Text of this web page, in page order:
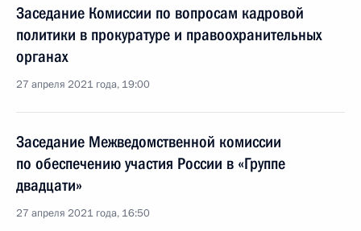
Заседание Комиссии по вопросам кадровой
политики в прокуратуре и правоохранительных
органах
27 апреля 2021 года, 19:00
Заседание Межведомственной комиссии
по обеспечению участия России в «Группе
двадцати»
27 апреля 2021 года, 16:50